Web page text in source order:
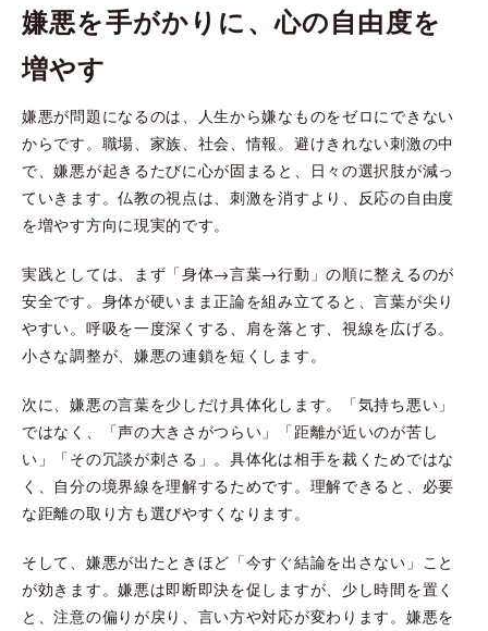
嫌悪を手がかりに、心の自由度を
増やす
嫌悪が問題になるのは、人生から嫌なものをゼロにできない
からです。職場、家族、社会、情報。避けきれない刺激の中
で、嫌悪が起きるたびに心が固まると、日々の選択肢が減っ
ていきます。仏教の視点は、刺激を消すより、反応の自由度
を増やす方向に現実的です。
実践としては、まず「身体→言葉→行動」の順に整えるのが
安全です。身体が硬いまま正論を組み立てると、言葉が尖り
やすい。呼吸を一度深くする、肩を落とす、視線を広げる。
小さな調整が、嫌悪の連鎖を短くします。
次に、嫌悪の言葉を少しだけ具体化します。「気持ち悪い」
ではなく、「声の大きさがつらい」「距離が近いのが苦し
い」「その冗談が刺さる」。具体化は相手を裁くためではな
く、自分の境界線を理解するためです。理解できると、必要
な距離の取り方も選びやすくなります。
そして、嫌悪が出たときほど「今すぐ結論を出さない」こと
が効きます。嫌悪は即断即決を促しますが、少し時間を置く
と、注意の偏りが戻り、言い方や対応が変わります。嫌悪を